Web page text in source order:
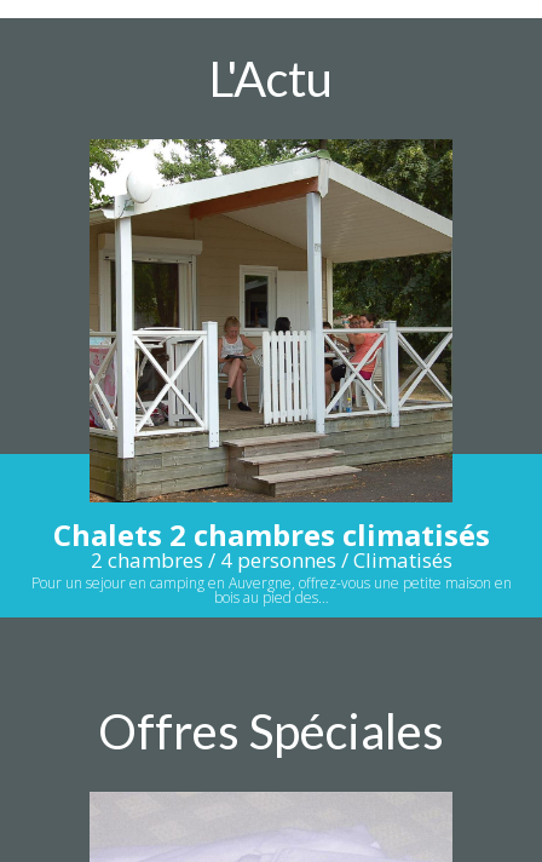
L'Actu
Chalets 2 chambres climatisés
2 chambres / 4 personnes / Climatisés
Pour un sejour en camping en Auvergne, offrez-vous une petite maison en
bois au pied des…
Offres Spéciales